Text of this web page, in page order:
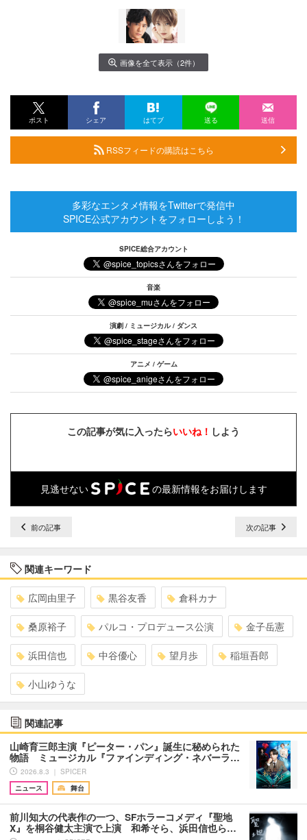
画像を全て表示（2件）
ポスト シェア はてブ 送る 送信
RSSフィードの購読はこちら
多彩なエンタメ情報をTwitterで発信中
SPICE公式アカウントをフォローしよう！
SPICE総合アカウント
音楽
演劇 / ミュージカル / ダンス
アニメ / ゲーム
この記事が気に入ったらいいね！ しよう
見逃せない の最新情報をお届けします
前の記事 次の記事
関連キーワード
広岡由里子 黒谷友香 倉科カナ
桑原裕子 パルコ・プロデュース公演 金子岳憲
浜田信也 中谷優心 望月歩 稲垣吾郎
小山ゆうな
関連記事
山崎育三郎主演『ピーター・パン』誕生に秘められた
物語 ミュージカル『ファインディング・ネバーラ…
2026.8.3 ｜ SPICER
ニュース
舞台
前川知大の代表作の一つ、SFホラーコメディ『聖地
X』を桐谷健太主演で上演 和希そら、浜田信也ら…